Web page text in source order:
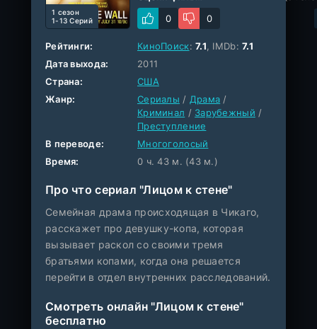
1 cезон
1-13 Серий
0
0
Рейтинги: КиноПоиск:7.1, IMDb:7.1
Дата выхода:
2011
Страна:
США
Жанр:
Сериалы / Драма /
Криминал / Зарубежный /
Преступление
В переводе:
Многоголосый
Время:
0 ч. 43 м. (43 м.)
Про что сериал "Лицом к стене"
Семейная драма происходящая в Чикаго,
расскажет про девушку-копа, которая
вызывает раскол со своими тремя
братьями копами, когда она решается
перейти в отдел внутренних расследований.
Смотреть онлайн "Лицом к стене"
бесплатно